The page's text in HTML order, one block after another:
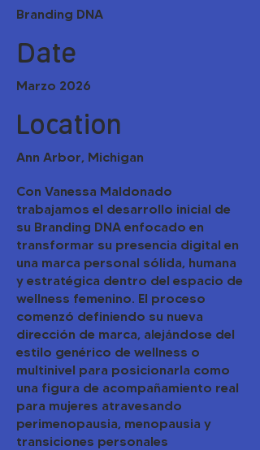
Branding DNA
Date
Marzo 2026
Location
Ann Arbor, Michigan
Con Vanessa Maldonado
trabajamos el desarrollo inicial de
su Branding DNA enfocado en
transformar su presencia digital en
una marca personal sólida, humana
y estratégica dentro del espacio de
wellness femenino. El proceso
comenzó definiendo su nueva
dirección de marca, alejándose del
estilo genérico de wellness o
multinivel para posicionarla como
una figura de acompañamiento real
para mujeres atravesando
perimenopausia, menopausia y
transiciones personales